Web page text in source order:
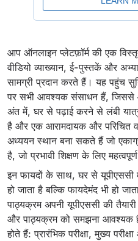
आप ऑनलाइन प्लेटफ़ॉर्म की एक
वीडियो व्याख्यान, ई-पुस्तकें और
सामग्री प्रदान करते हैं। यह पहुंच
पर सभी आवश्यक संसाधन हैं, जिससे
अंत में, घर से पढ़ाई करने से लंबी
है और एक आरामदायक और परिचित
अध्ययन स्थान बना सकते हैं जो
है, जो प्रभावी शिक्षण के लिए
इन फायदों के साथ, घर से
हो जाता है बल्कि फायदेमंद भी हो
पाठ्यक्रम अपनी यूपीएससी की
और पाठ्यक्रम को समझना आवश्यक
होते हैं: प्रारंभिक परीक्षा, मुख्य